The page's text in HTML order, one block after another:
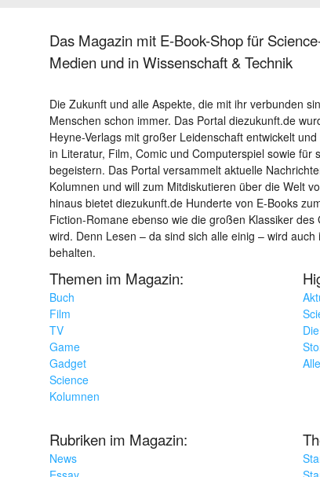
Das Magazin mit E-Book-Shop für
Medien und in Wissenschaft & Technik
Die Zukunft und alle Aspekte, die mit ihr verbunden
Menschen schon immer. Das Portal diezukunft.de
Heyne-Verlags mit großer Leidenschaft entwickelt
in Literatur, Film, Comic und Computerspiel sowie für
begeistern. Das Portal versammelt aktuelle
Kolumnen und will zum Mitdiskutieren über die Welt
hinaus bietet diezukunft.de Hunderte von E-Books
Fiction-Romane ebenso wie die großen Klassiker
wird. Denn Lesen – da sind sich alle einig – wird
behalten.
Themen im Magazin:
Buch
Film
TV
Game
Gadget
Science
Kolumnen
Rubriken im Magazin:
News